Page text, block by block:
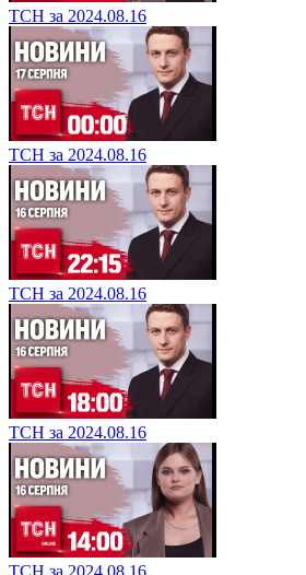
ТСН за 2024.08.16
ТСН за 2024.08.16
ТСН за 2024.08.16
ТСН за 2024.08.16
ТСН за 2024.08.16